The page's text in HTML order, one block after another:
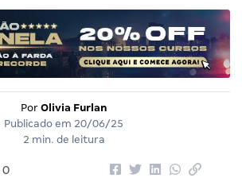
Por Olivia Furlan
Publicado em 20/06/25
2 min. de leitura
0